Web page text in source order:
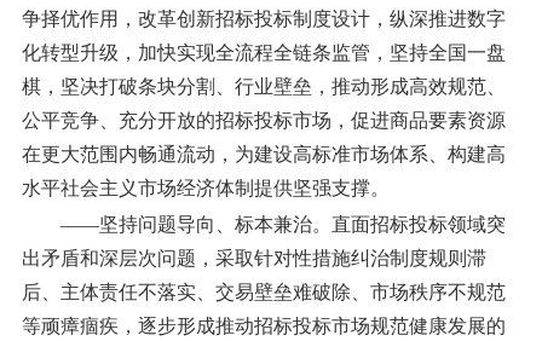
争择优作用，改革创新招标投标制度设计，纵深推进数字
化转型升级，加快实现全流程全链条监管，坚持全国一盘
棋，坚决打破条块分割、行业壁垒，推动形成高效规范、
公平竞争、充分开放的招标投标市场，促进商品要素资源
在更大范围内畅通流动，为建设高标准市场体系、构建高
水平社会主义市场经济体制提供坚强支撑。
——坚持问题导向、标本兼治。 直面招标投标领域突
出矛盾和深层次问题，采取针对性措施纠治制度规则滞
后、主体责任不落实、交易壁垒难破除、市场秩序不规范
等顽瘴痼疾，逐步形成推动招标投标市场规范健康发展的